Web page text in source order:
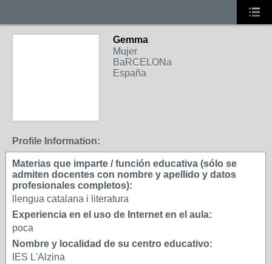
Gemma
Mujer
BaRCELONa
España
Profile Information:
Materias que imparte / función educativa (sólo se
admiten docentes con nombre y apellido y datos
profesionales completos):
llengua catalana i literatura
Experiencia en el uso de Internet en el aula:
poca
Nombre y localidad de su centro educativo:
IES L'Alzina